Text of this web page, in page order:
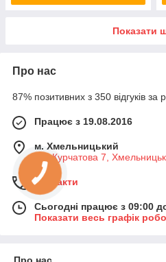
Показати
Про нас
87% позитивних з 350 відгуків за
Працює з 19.08.2016
м. Хмельницький
вул Курчатова 7,
Контакти
Сьогодні працює з 09:00
Показати весь графік